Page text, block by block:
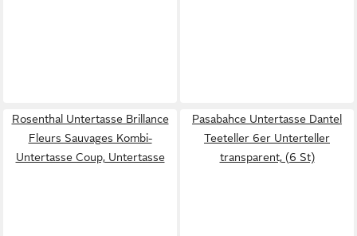
Rosenthal Untertasse Brillance
Fleurs Sauvages Kombi-
Untertasse Coup, Untertasse
Pasabahce Untertasse Dantel
Teeteller 6er Unterteller
transparent, (6 St)